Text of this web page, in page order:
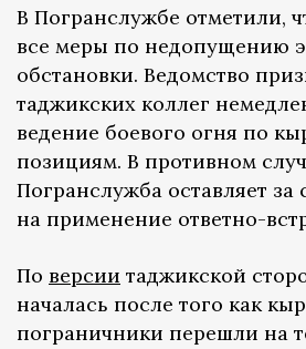
В Погранслужбе отметили,
все меры по недопущению
обстановки. Ведомство
таджикских коллег
ведение боевого огня по
позициям. В противном
Погранслужба оставляет за
на применение ответно-
По версии таджикской
началась после того как
пограничники перешли на